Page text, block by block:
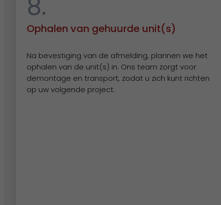
8.
Ophalen van gehuurde unit(s)
Na bevestiging van de afmelding, plannen we het
ophalen van de unit(s) in. Ons team zorgt voor
demontage en transport, zodat u zich kunt richten
op uw volgende project.
Veelgestelde vragen
Welke vergunning moet ik aanvragen voor het